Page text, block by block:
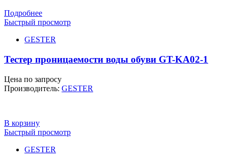
Подробнее
Быстрый просмотр
GESTER
Тестер проницаемости воды обуви GT-KA02-1
Цена по запросу
Производитель: GESTER
В корзину
Быстрый просмотр
GESTER